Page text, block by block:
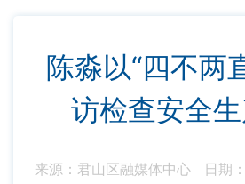
陈淼以“四不两
访检查安全
来源：君山区融媒体中心
日期